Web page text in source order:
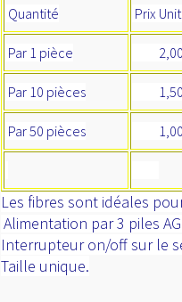
Quantité
Prix
Par 1 pièce
Par 10 pièces
Par 50 pièces
Les fibres sont idéales
Alimentation par 3 piles
Interrupteur on/off sur le
Taille unique.